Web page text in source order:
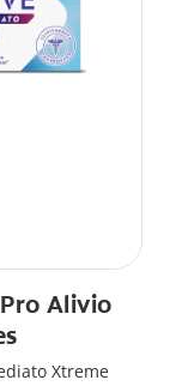
Alivio
Xtreme